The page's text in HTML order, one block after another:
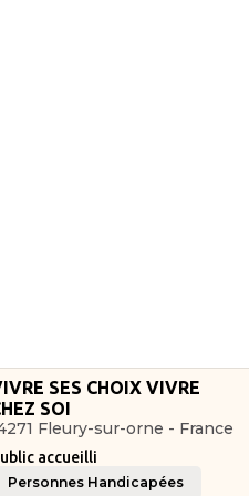
SES CHOIX VIVRE
SOI
Fleury-sur-orne - France
accueilli
Personnes Handicapées